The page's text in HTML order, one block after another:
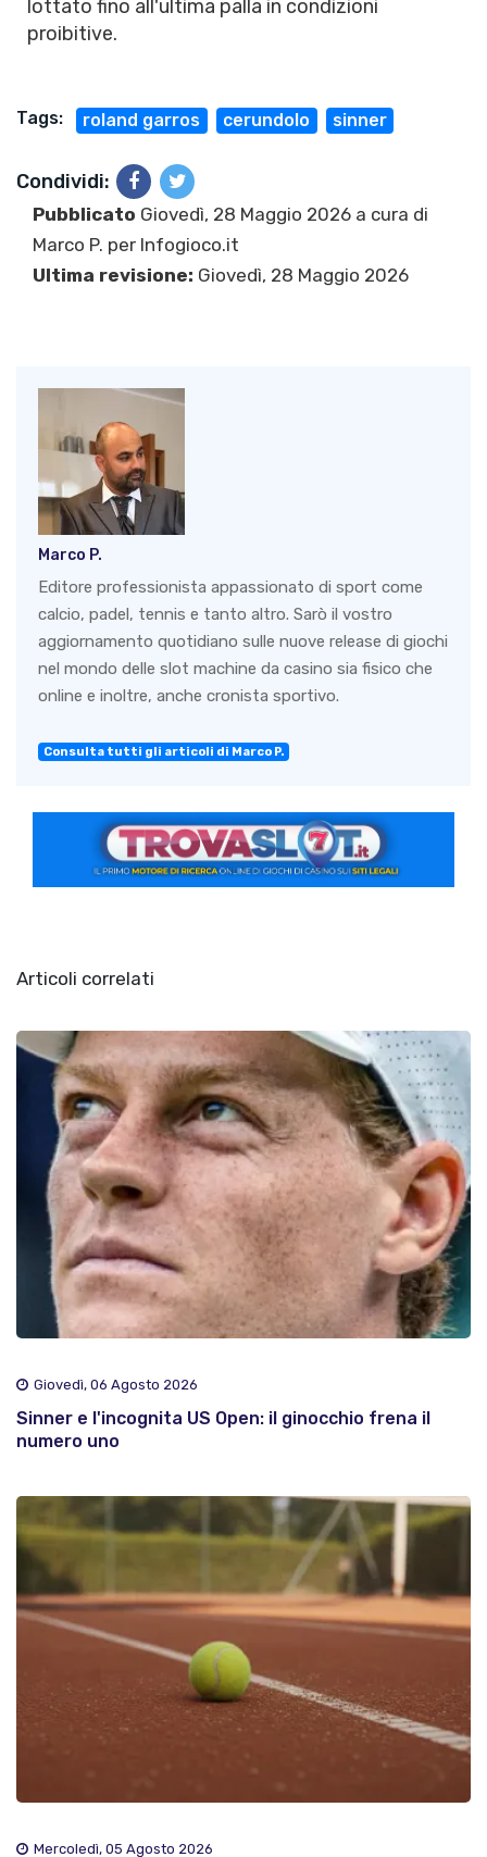
lottato fino all'ultima palla in condizioni
proibitive.
Tags: roland garros cerundolo sinner
Condividi:
Pubblicato Giovedì, 28 Maggio 2026 a cura di
Marco P. per Infogioco.it
Ultima revisione: Giovedì, 28 Maggio 2026
Marco P.
Editore professionista appassionato di sport come
calcio, padel, tennis e tanto altro. Sarò il vostro
aggiornamento quotidiano sulle nuove release di giochi
nel mondo delle slot machine da casino sia fisico che
online e inoltre, anche cronista sportivo.
Consulta tutti gli articoli di Marco P.
Articoli correlati
Giovedì, 06 Agosto 2026
Sinner e l'incognita US Open: il ginocchio frena il
numero uno
Mercoledì, 05 Agosto 2026